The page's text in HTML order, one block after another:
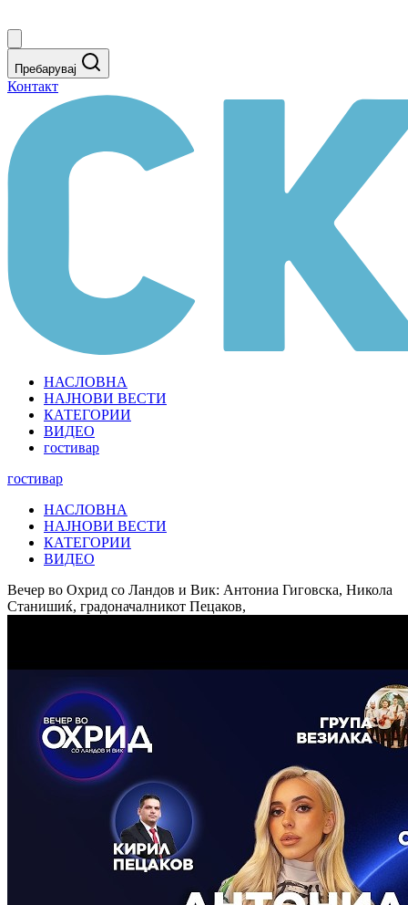
Пребарувај
Контакт
НАСЛОВНА
НАЈНОВИ ВЕСТИ
КАТЕГОРИИ
ВИДЕО
гостивар
гостивар
НАСЛОВНА
НАЈНОВИ ВЕСТИ
КАТЕГОРИИ
ВИДЕО
Вечер во Охрид со Ландов и Вик: Антониа Гиговска, Никола
Станишиќ, градоначалникот Пецаков,